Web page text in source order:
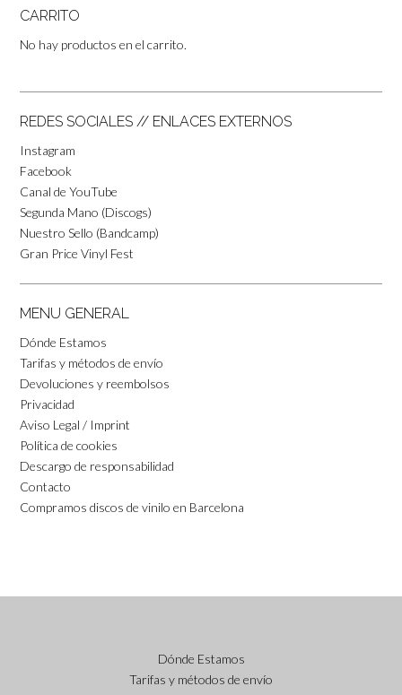
CARRITO
No hay productos en el carrito.
REDES SOCIALES // ENLACES EXTERNOS
Instagram
Facebook
Canal de YouTube
Segunda Mano (Discogs)
Nuestro Sello (Bandcamp)
Gran Price Vinyl Fest
MENU GENERAL
Dónde Estamos
Tarifas y métodos de envío
Devoluciones y reembolsos
Privacidad
Aviso Legal / Imprint
Política de cookies
Descargo de responsabilidad
Contacto
Compramos discos de vinilo en Barcelona
Dónde Estamos
Tarifas y métodos de envío